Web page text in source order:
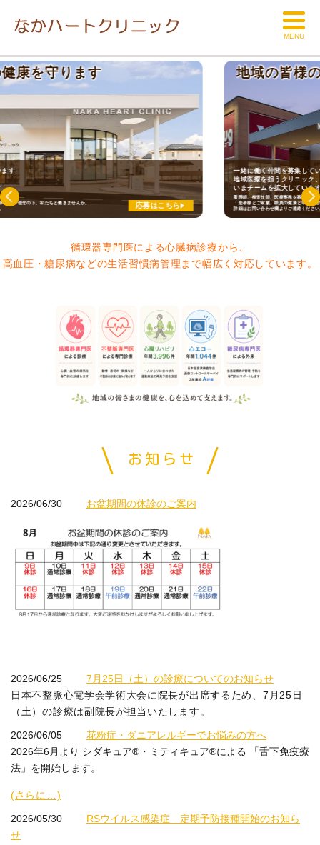
MENU
地域の皆様の健康を守ります
一緒に働く仲間を募集しています
地域医療を担うクリニック、
いまチームを拡大しています
看護師、検査技師、医療事務を募集しております。
「患者様とご家族、職員の健康と幸せを追求する」理念の下。私たちと働きませんか。
応募はこちら
循環器専門医による心臓病診療から、
高血圧・糖尿病などの生活習慣病管理まで幅広く対応しています。
お知らせ
2026/06/30 お盆期間の休診のご案内
2026/06/25
7月25日（土）の診療についてのお知らせ
日本不整脈心電学会学術大会に院長が出席するため、7月25日
（土）の診療は副院長が担当いたします。
2026/06/05
花粉症・ダニアレルギーでお悩みの方へ
2026年6月より シダキュア®・ミティキュア®による 「舌下免疫療
法」を開始します。
(さらに…)
2026/05/30
RSウイルス感染症 定期予防接種開始のお知ら
せ